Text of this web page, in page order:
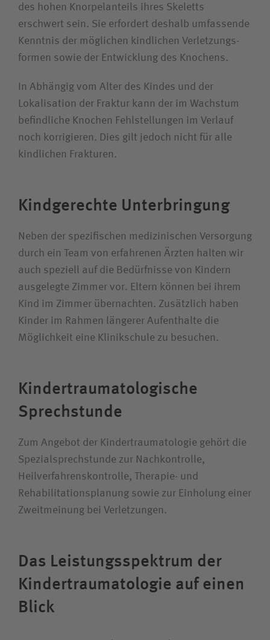
des hohen Knorpel­anteils ihres Skeletts
erschwert sein. Sie erfordert deshalb umfassende
Kenntnis der möglichen kindlichen Verletzungs­
formen sowie der Entwicklung des Knochens.
In Abhängig vom Alter des Kindes und der
Lokalisation der Fraktur kann der im Wachstum
befindliche Knochen Fehlstellungen im Verlauf
noch korrigieren. Dies gilt jedoch nicht für alle
kindlichen Frakturen.
Kindgerechte Unterbringung
Neben der spezifischen medizinischen Versorgung
durch ein Team von erfahrenen Ärzten halten wir
auch speziell auf die Bedürfnisse von Kindern
ausgelegte Zimmer vor. Eltern können bei ihrem
Kind im Zimmer übernachten. Zusätzlich haben
Kinder im Rahmen längerer Aufenthalte die
Möglichkeit eine Klinikschule zu besuchen.
Kinder­traumatologische
Sprechstunde
Zum Angebot der Kinder­traumatologie gehört die
Spezial­sprechstunde zur Nach­kontrolle,
Heilverfahrens­kontrolle, Therapie- und
Rehabilitations­planung sowie zur Einholung einer
Zweitmeinung bei Verletzungen.
Das Leistungs­spektrum der
Kinder­traumatologie auf einen
Blick